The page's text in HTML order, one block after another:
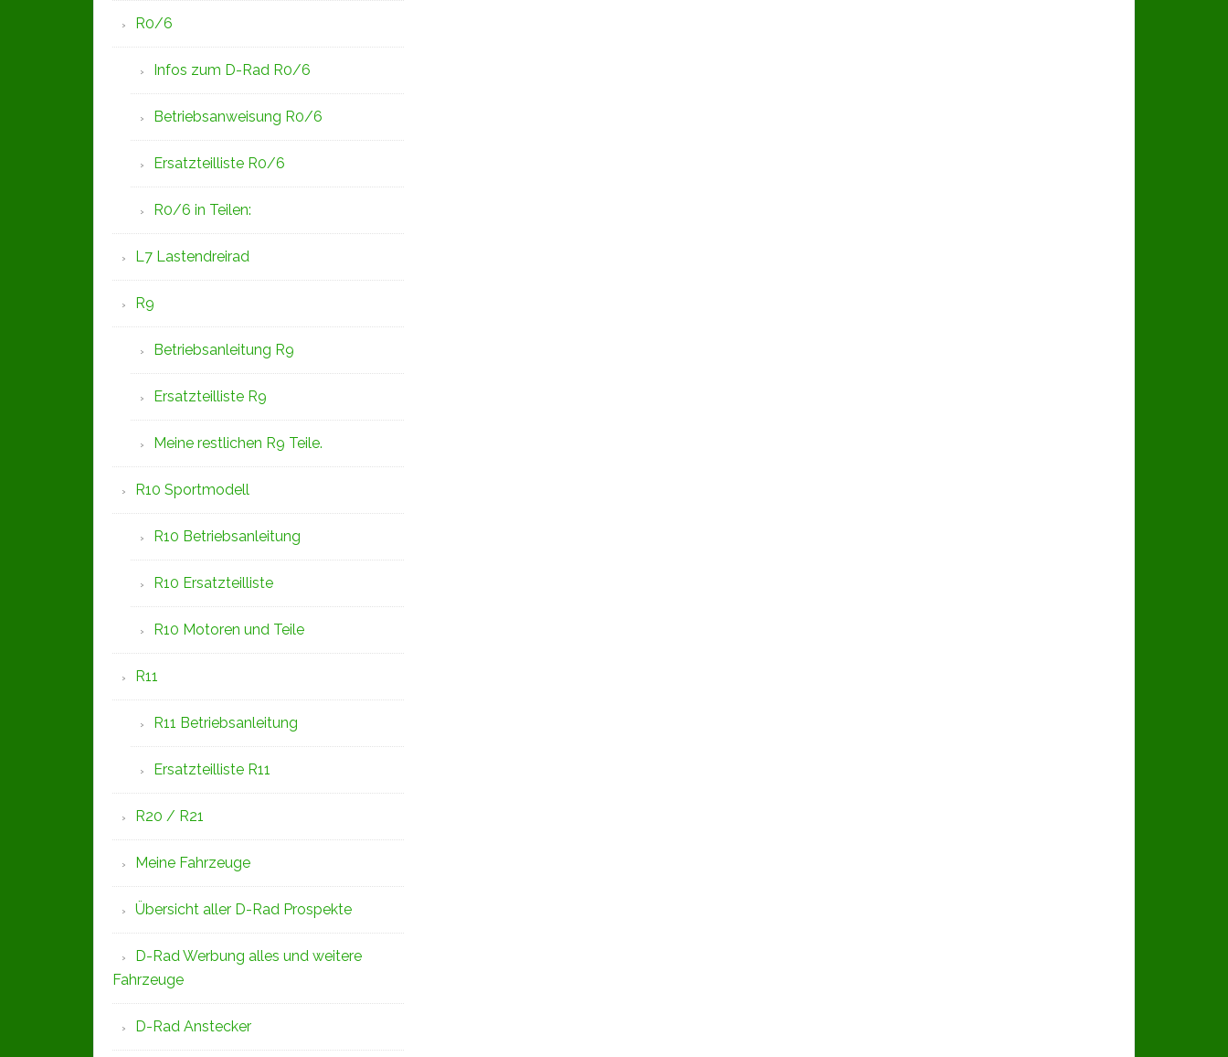
R0/6
Infos zum D-Rad R0/6
Betriebsanweisung R0/6
Ersatzteilliste R0/6
R0/6 in Teilen:
L7 Lastendreirad
R9
Betriebsanleitung R9
Ersatzteilliste R9
Meine restlichen R9 Teile.
R10 Sportmodell
R10 Betriebsanleitung
R10 Ersatzteilliste
R10 Motoren und Teile
R11
R11 Betriebsanleitung
Ersatzteilliste R11
R20 / R21
Meine Fahrzeuge
Übersicht aller D-Rad Prospekte
D-Rad Werbung alles und weitere
Fahrzeuge
D-Rad Anstecker